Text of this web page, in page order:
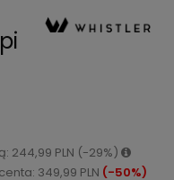
244,99 PLN (-29%)
349,99 PLN (-50%)